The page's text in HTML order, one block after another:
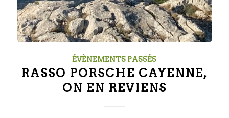
ÉVÈNEMENTS PASSÉS
RASSO PORSCHE CAYENNE,
ON EN REVIENS